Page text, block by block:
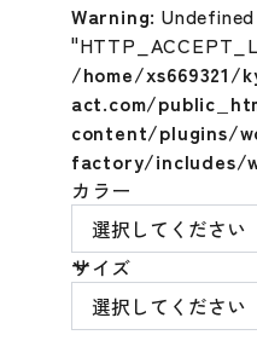
Warning:
/home/xs669321/
act.com/
content/plugins/
factory/includes/
カラー
サイズ